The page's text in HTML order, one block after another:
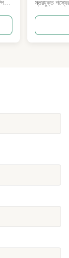
স্তরযুক্ত শস্যের
কেন্দ্রীয়